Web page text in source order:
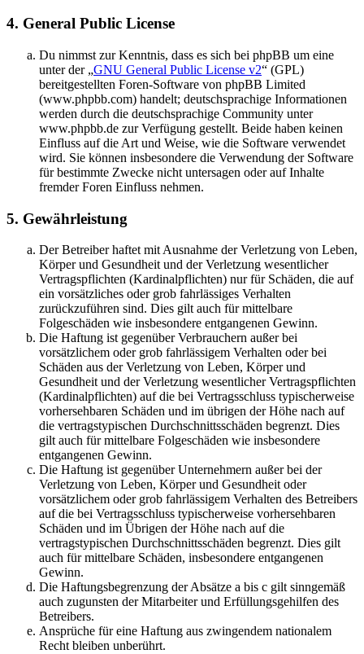
4. General Public License
Du nimmst zur Kenntnis, dass es sich bei phpBB um eine
unter der „GNU General Public License v2“ (GPL)
bereitgestellten Foren-Software von phpBB Limited
(www.phpbb.com) handelt; deutschsprachige Informationen
werden durch die deutschsprachige Community unter
www.phpbb.de zur Verfügung gestellt. Beide haben keinen
Einfluss auf die Art und Weise, wie die Software verwendet
wird. Sie können insbesondere die Verwendung der Software
für bestimmte Zwecke nicht untersagen oder auf Inhalte
fremder Foren Einfluss nehmen.
5. Gewährleistung
Der Betreiber haftet mit Ausnahme der Verletzung von Leben,
Körper und Gesundheit und der Verletzung wesentlicher
Vertragspflichten (Kardinalpflichten) nur für Schäden, die auf
ein vorsätzliches oder grob fahrlässiges Verhalten
zurückzuführen sind. Dies gilt auch für mittelbare
Folgeschäden wie insbesondere entgangenen Gewinn.
Die Haftung ist gegenüber Verbrauchern außer bei
vorsätzlichem oder grob fahrlässigem Verhalten oder bei
Schäden aus der Verletzung von Leben, Körper und
Gesundheit und der Verletzung wesentlicher Vertragspflichten
(Kardinalpflichten) auf die bei Vertragsschluss typischerweise
vorhersehbaren Schäden und im übrigen der Höhe nach auf
die vertragstypischen Durchschnittsschäden begrenzt. Dies
gilt auch für mittelbare Folgeschäden wie insbesondere
entgangenen Gewinn.
Die Haftung ist gegenüber Unternehmern außer bei der
Verletzung von Leben, Körper und Gesundheit oder
vorsätzlichem oder grob fahrlässigem Verhalten des Betreibers
auf die bei Vertragsschluss typischerweise vorhersehbaren
Schäden und im Übrigen der Höhe nach auf die
vertragstypischen Durchschnittsschäden begrenzt. Dies gilt
auch für mittelbare Schäden, insbesondere entgangenen
Gewinn.
Die Haftungsbegrenzung der Absätze a bis c gilt sinngemäß
auch zugunsten der Mitarbeiter und Erfüllungsgehilfen des
Betreibers.
Ansprüche für eine Haftung aus zwingendem nationalem
Recht bleiben unberührt.